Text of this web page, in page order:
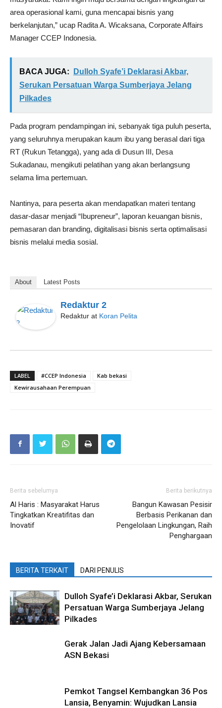
area operasional kami, guna mencapai bisnis yang
berkelanjutan,” ucap Radita A. Wicaksana, Corporate Affairs
Manager CCEP Indonesia.
BACA JUGA:
Dulloh Syafe’i Deklarasi Akbar,
Serukan Persatuan Warga Sumberjaya Jelang
Pilkades
Pada program pendampingan ini, sebanyak tiga puluh peserta,
yang seluruhnya merupakan kaum ibu yang berasal dari tiga
RT (Rukun Tetangga), yang ada di Dusun III, Desa
Sukadanau, mengikuti pelatihan yang akan berlangsung
selama lima pertemuan.
Nantinya, para peserta akan mendapatkan materi tentang
dasar-dasar menjadi “Ibupreneur”, laporan keuangan bisnis,
pemasaran dan branding, digitalisasi bisnis serta optimalisasi
bisnis melalui media sosial.
About Latest Posts
Redaktur 2
Redaktur at Koran Pelita
LABEL #CCEP Indonesia
Kab bekasi
Kewirausahaan Perempuan
Berita sebelumya
Al Haris : Masyarakat Harus
Tingkatkan Kreatifitas dan
Inovatif
Berita berikutnya
Bangun Kawasan Pesisir
Berbasis Perikanan dan
Pengelolaan Lingkungan, Raih
Penghargaan
BERITA TERKAIT DARI PENULIS
Dulloh Syafe’i Deklarasi Akbar, Serukan
Persatuan Warga Sumberjaya Jelang
Pilkades
Gerak Jalan Jadi Ajang Kebersamaan
ASN Bekasi
Pemkot Tangsel Kembangkan 36 Pos
Lansia, Benyamin: Wujudkan Lansia